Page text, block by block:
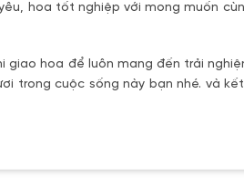
hoa tốt nghiệp với mong muốn
giao hoa để luôn mang đến trải
trong cuộc sống này bạn nhé. và